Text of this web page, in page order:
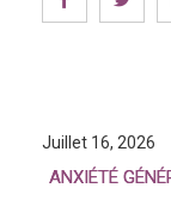
Juillet 16, 2026
ANXIÉTÉ